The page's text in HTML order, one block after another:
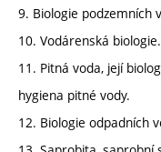
9. Biologie podzemních
10. Vodárenská biologie.
11. Pitná voda, její
hygiena pitné vody.
12. Biologie odpadních